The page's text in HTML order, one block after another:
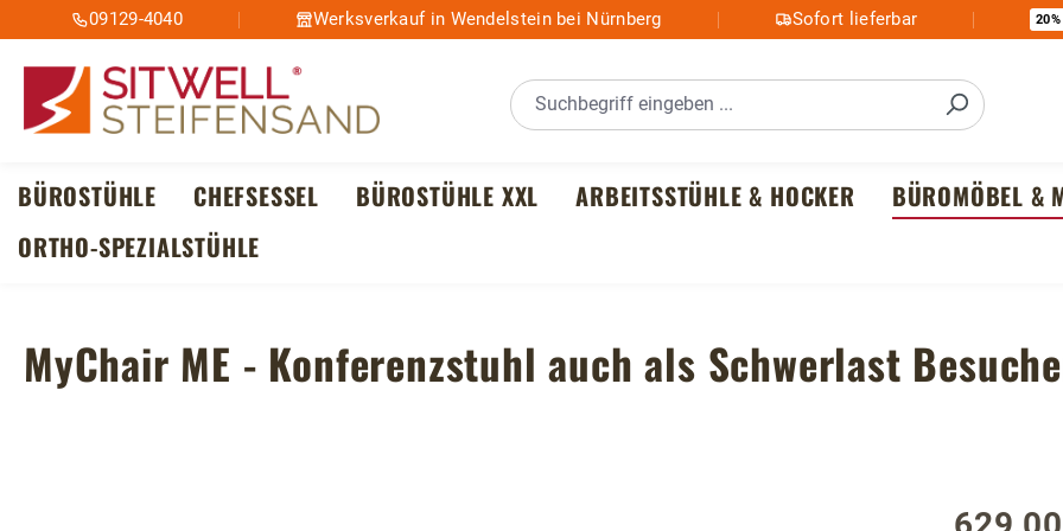
Hauptinhalt springen
Zur Suche springen
Zur Hauptnavigation springen
09129-4040 Werksverkauf in Wendelstein bei Nürnberg Sofort lieferbar 20%
BÜROSTÜHLE CHEFSESSEL BÜROSTÜHLE XXL ARBEITSSTÜHLE & HOCKER BÜROMÖBEL &
ORTHO-SPEZIALSTÜHLE
MyChair ME - Konferenzstuhl auch als Schwerlast
Regulärer